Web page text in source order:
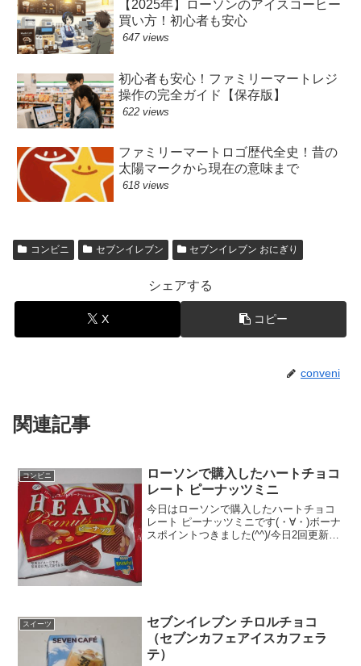
【2025年】ローソンのアイスコーヒー
買い方！初心者も安心
647 views
初心者も安心！ファミリーマートレジ
操作の完全ガイド【保存版】
622 views
ファミリーマートロゴ歴代全史！昔の
太陽マークから現在の意味まで
618 views
コンビニ セブンイレブン セブンイレブン おにぎり
シェアする
X コピー
conveni
関連記事
コンビニ
ローソンで購入したハートチョコ
レート ピーナッツミニ
今日はローソンで購入したハートチョコ
レート ピーナッツミニです(・∀・)ボーナ
スポイントつきました(^^)/今日2回更新の
スイーツ
セブンイレブン チロルチョコ
（セブンカフェアイスカフェラ
テ）